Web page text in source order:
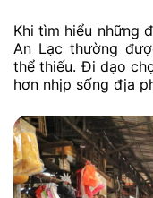
Khi tìm hiểu những
An Lạc thường
thể thiếu. Đi dạo
hơn nhịp sống địa